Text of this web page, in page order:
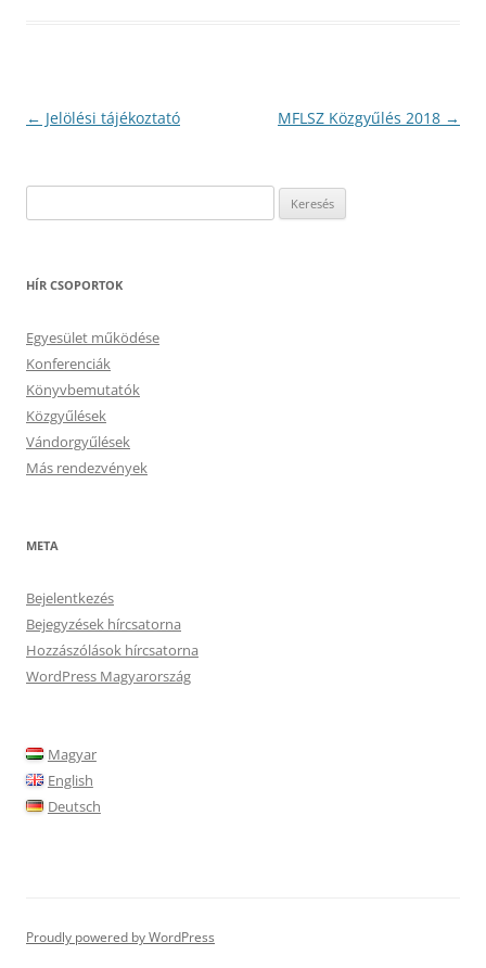
Bejegyzés
← Jelölési tájékoztató MFLSZ Közgyűlés 2018 →
HÍR CSOPORTOK
Egyesület működése
Konferenciák
Könyvbemutatók
Közgyűlések
Vándorgyűlések
Más rendezvények
META
Bejelentkezés
Bejegyzések hírcsatorna
Hozzászólások hírcsatorna
WordPress Magyarország
Magyar
English
Deutsch
Proudly powered by WordPress